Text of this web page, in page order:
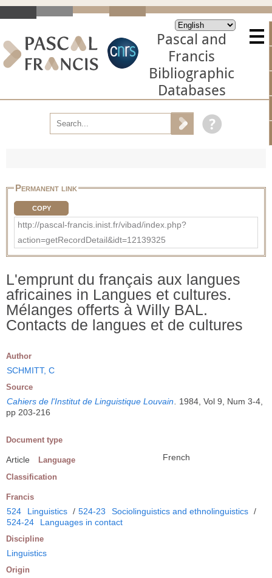
Pascal and
Francis
Bibliographic
Databases
Permanent link
COPY
http://pascal-francis.inist.fr/vibad/index.php?
action=getRecordDetail&idt=12139325
L'emprunt du français aux langues
africaines in Langues et cultures.
Mélanges offerts à Willy BAL.
Contacts de langues et de cultures
Author
SCHMITT, C
Source
Cahiers de l'Institut de Linguistique Louvain
1984, Vol 9, Num 3-4,
pp 203-216
Document type
Article Language French
Classification
Francis
524 Linguistics / 524-23 Sociolinguistics and ethnolinguistics /
524-24
Languages in contact
Discipline
Linguistics
Origin